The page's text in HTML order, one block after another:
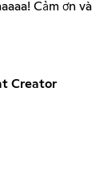
Cảm ơn và
Creator